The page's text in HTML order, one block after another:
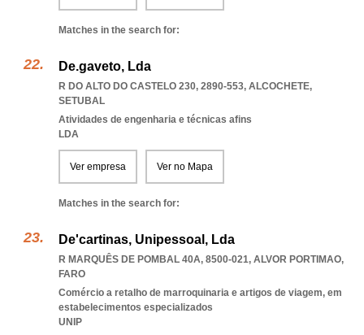
Matches in the search for:
De.gaveto, Lda
R DO ALTO DO CASTELO 230, 2890-553, ALCOCHETE,
SETUBAL
Atividades de engenharia e técnicas afins
LDA
Ver empresa Ver no Mapa
Matches in the search for:
De'cartinas, Unipessoal, Lda
R MARQUÊS DE POMBAL 40A, 8500-021, ALVOR PORTIMAO,
FARO
Comércio a retalho de marroquinaria e artigos de viagem, em
estabelecimentos especializados
UNIP